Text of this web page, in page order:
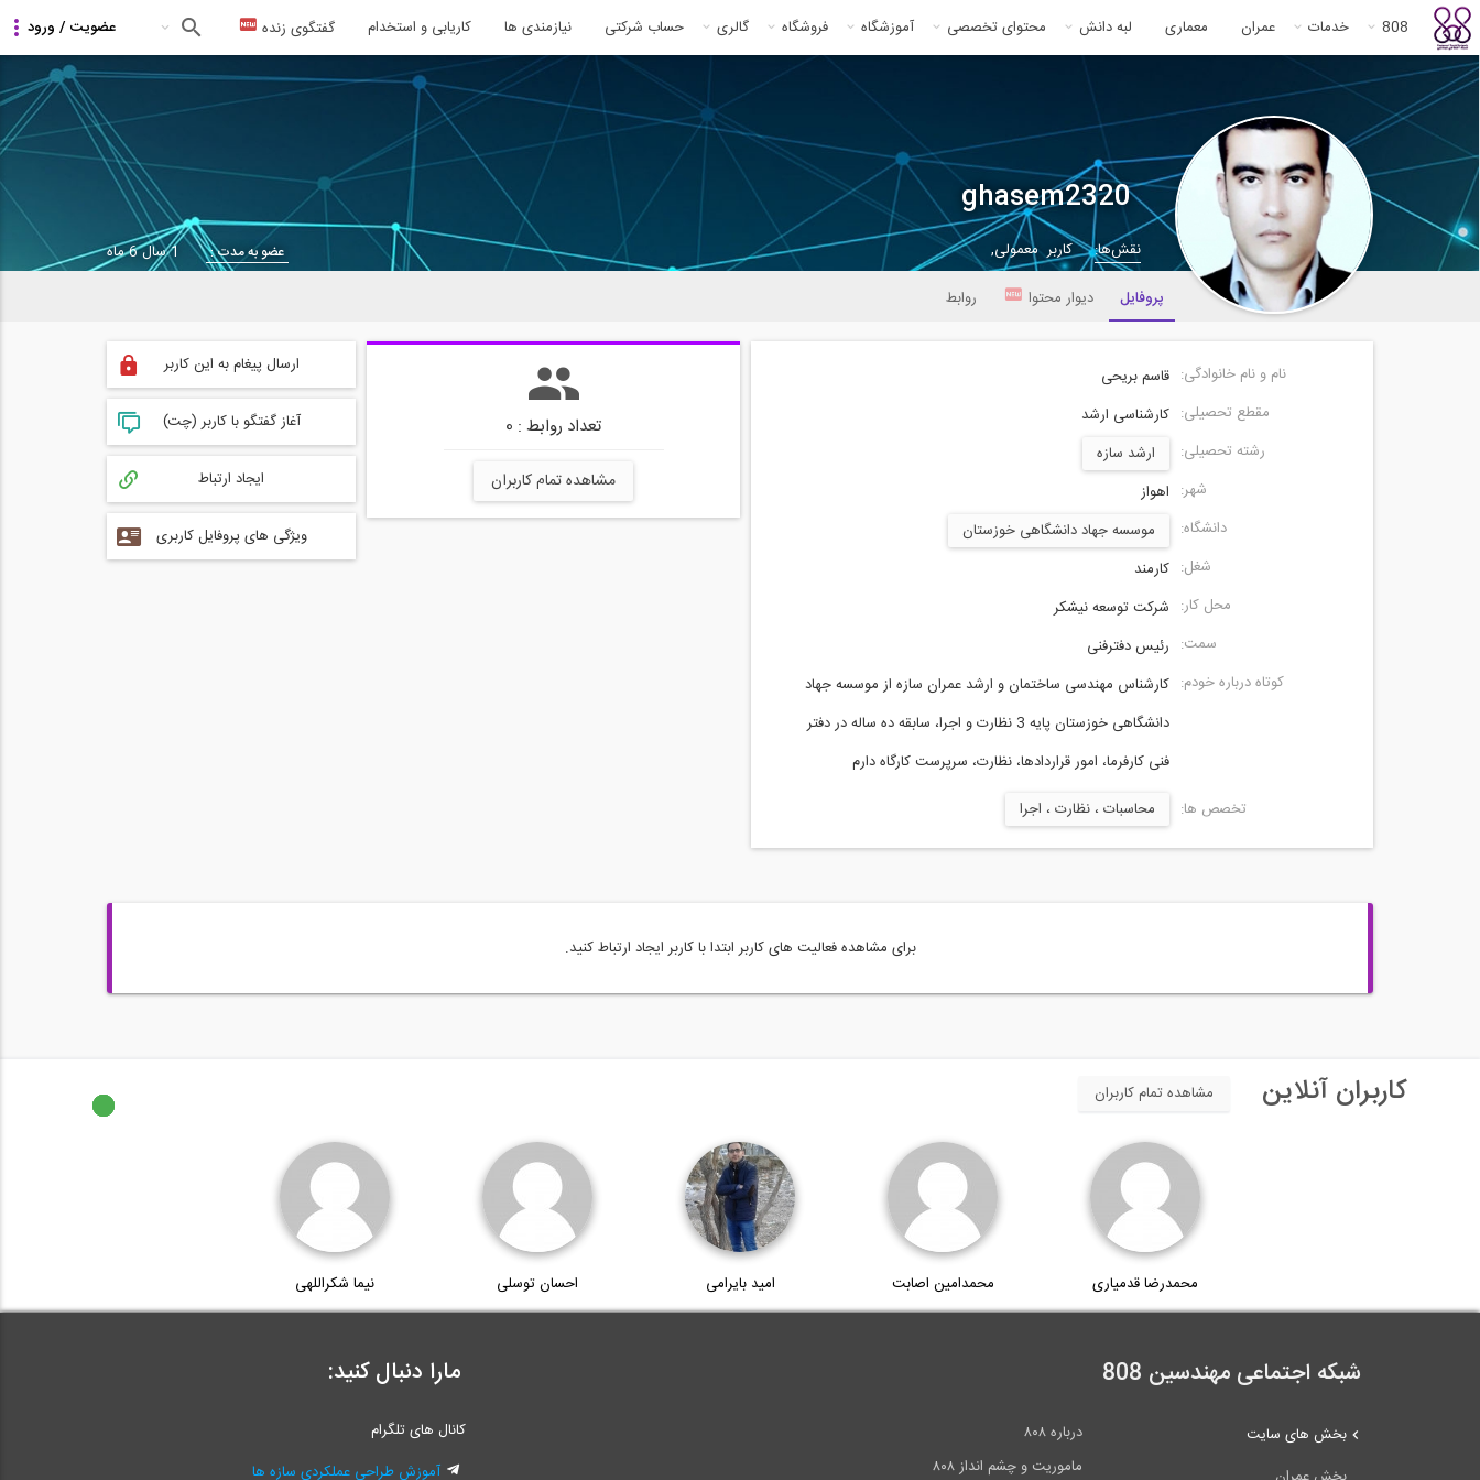
808 خدمات عمران معماری لبه دانش محتوای تخصصی آموزشگاه فروشگاه گالری حساب شرکتی نیازمندی ها کاریابی و استخدام گفتگوی زنده
ghasem2320
نقش‌ها: کاربر معمولی, عضو به مدت :
1 سال 6 ماه
پروفایل
دیوار محتوا روابط
نام و نام خانوادگی: قاسم بریحی
مقطع تحصیلی: کارشناسی ارشد
رشته تحصیلی:
ارشد سازه
شهر: اهواز
دانشگاه:
موسسه جهاد دانشگاهی خوزستان
شغل: کارمند
محل کار: شرکت توسعه نیشکر
سمت: رئیس دفترفنی
کوتاه درباره خودم: کارشناس مهندسی ساختمان و ارشد عمران سازه از موسسه جهاد
دانشگاهی خوزستان پایه 3 نظارت و اجرا، سابقه ده ساله در دفتر
فنی کارفرما، امور قراردادها، نظارت، سرپرست کارگاه دارم
تخصص ها:
محاسبات ، نظارت ، اجرا
تعداد روابط : 0
مشاهده تمام کاربران
ارسال پیغام به این کاربر
آغاز گفتگو با کاربر (چت)
ایجاد ارتباط
ویژگی های پروفایل کاربری
برای مشاهده فعالیت های کاربر ابتدا با کاربر ایجاد ارتباط کنید.
کاربران آنلاین مشاهده تمام کاربران
محمدرضا قدمیاری محمدامین اصابت امید بایرامی احسان توسلی نیما شکراللهی
شبکه اجتماعی مهندسین 808
درباره ۸۰۸
ماموریت و چشم انداز ۸۰۸
بخش های سایت
مارا دنبال کنید:
کانال های تلگرام
آموزش طراحی عملکردی سازه ها